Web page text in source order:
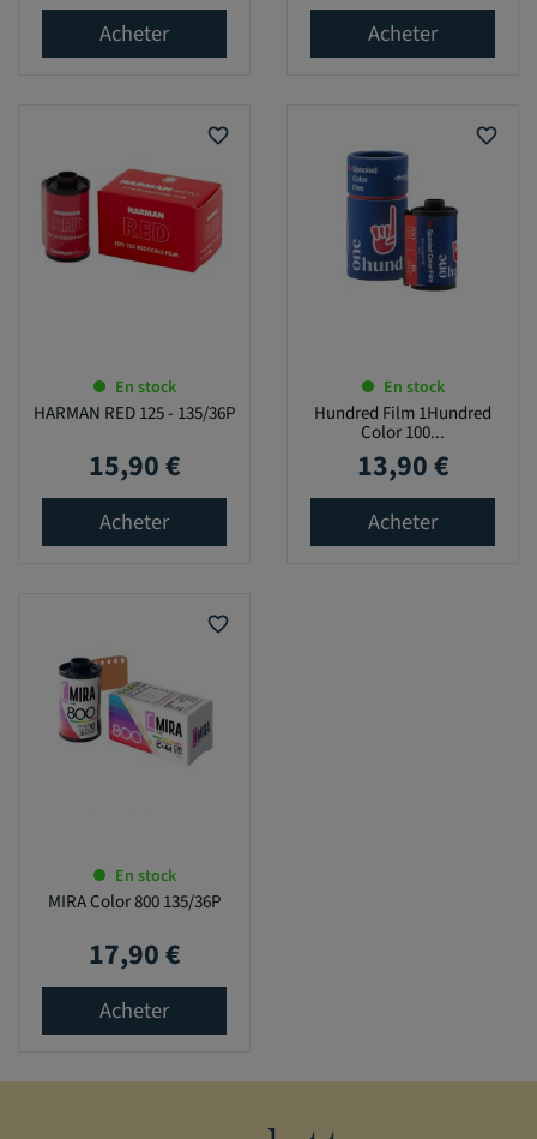
Acheter Acheter
favorite_border
En stock
HARMAN RED 125 - 135/36P
Prix
15,90 €
Acheter
favorite_border
En stock
Hundred Film 1Hundred
Color 100...
Prix
13,90 €
Acheter
favorite_border
En stock
MIRA Color 800 135/36P
Prix
17,90 €
Acheter